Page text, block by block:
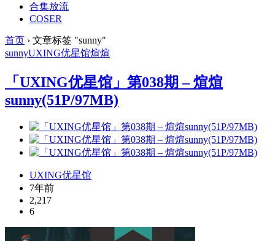
合集放流
COSER
首页 › 文章标签 "sunny"
sunnyUXING优星馆煊煊
「UXING优星馆」第038期 – 煊煊
sunny(51P/97MB)
UXING优星馆
7年前
2,217
6